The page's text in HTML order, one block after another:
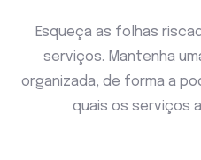
Esqueça as folhas
serviços. Mantenha
organizada, de forma a
quais os serviços